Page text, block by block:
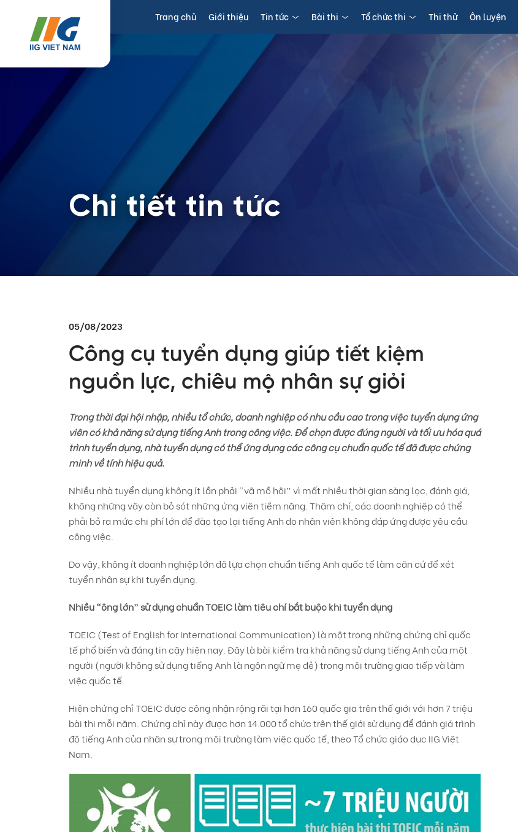
Trang chủ Giới thiệu Tin tức Bài thi Tổ chức thi Thi thử Ôn luyện
Chi tiết tin tức
05/08/2023
Công cụ tuyển dụng giúp tiết kiệm
nguồn lực, chiêu mộ nhân sự giỏi
Trong thời đại hội nhập, nhiều tổ chức, doanh nghiệp có nhu cầu cao trong việc tuyển dụng ứng
viên có khả năng sử dụng tiếng Anh trong công việc. Để chọn được đúng người và tối ưu hóa quá
trình tuyển dụng, nhà tuyển dụng có thể ứng dụng các công cụ chuẩn quốc tế đã được chứng
minh về tính hiệu quả.
Nhiều nhà tuyển dụng không ít lần phải “vã mồ hôi” vì mất nhiều thời gian sàng lọc, đánh giá,
không những vậy còn bỏ sót những ứng viên tiềm năng. Thậm chí, các doanh nghiệp có thể
phải bỏ ra mức chi phí lớn để đào tạo lại tiếng Anh do nhân viên không đáp ứng được yêu cầu
công việc.
Do vậy, không ít doanh nghiệp lớn đã lựa chọn chuẩn tiếng Anh quốc tế làm căn cứ để xét
tuyển nhân sự khi tuyển dụng.
Nhiều “ông lớn” sử dụng chuẩn TOEIC làm tiêu chí bắt buộc khi tuyển dụng
TOEIC (Test of English for International Communication) là một trong những chứng chỉ quốc
tế phổ biến và đáng tin cậy hiện nay. Đây là bài kiểm tra khả năng sử dụng tiếng Anh của một
người (người không sử dụng tiếng Anh là ngôn ngữ mẹ đẻ) trong môi trường giao tiếp và làm
việc quốc tế.
Hiện chứng chỉ TOEIC được công nhận rộng rãi tại hơn 160 quốc gia trên thế giới với hơn 7 triệu
bài thi mỗi năm. Chứng chỉ này được hơn 14.000 tổ chức trên thế giới sử dụng để đánh giá trình
độ tiếng Anh của nhân sự trong môi trường làm việc quốc tế, theo Tổ chức giáo dục IIG Việt
Nam.